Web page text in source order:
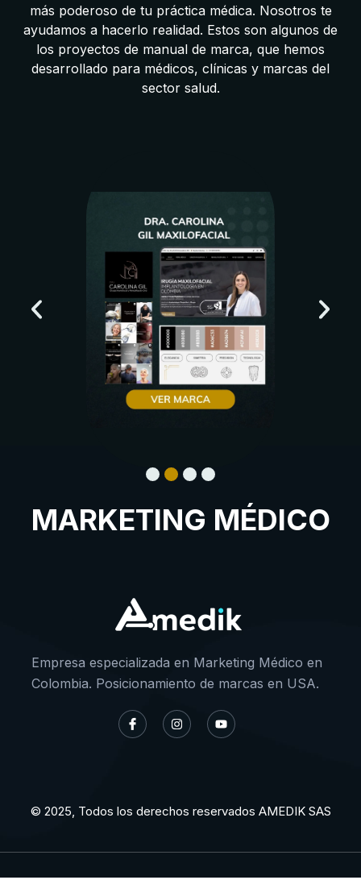
más poderoso de tu práctica médica. Nosotros te
ayudamos a hacerlo realidad. Estos son algunos de
los proyectos de manual de marca, que hemos
desarrollado para médicos, clínicas y marcas del
sector salud.
MARKETING MÉDICO
Empresa especializada en Marketing Médico en
Colombia. Posicionamiento de marcas en USA.
© 2025, Todos los derechos reservados AMEDIK SAS